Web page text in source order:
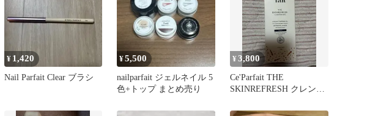
¥ 1,420
Nail Parfait Clear ブラシ
¥5,500
nailparfait ジェルネイル 5
色+トップ まとめ売り
¥3,800
Ce'Parfait THE
SKINREFRESH クレンジ